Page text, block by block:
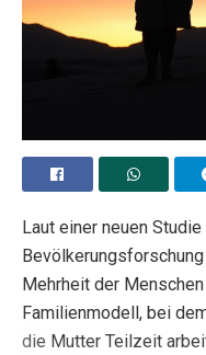
Laut einer neuen
Mehrheit der
Familienmodell, bei
die Mutter Teilzeit